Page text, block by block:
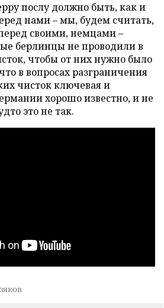
послу должно быть, как и
нами – мы, будем считать,
своими, немцами –
берлинцы не проводили в
чтобы от них нужно было
в вопросах разграничения
чисток ключевая и
хорошо известно, и не
это не так.